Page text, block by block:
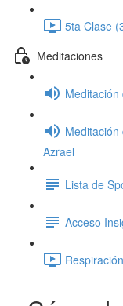
5ta Clase
Meditaciones
Azrael
Lista de
Acceso